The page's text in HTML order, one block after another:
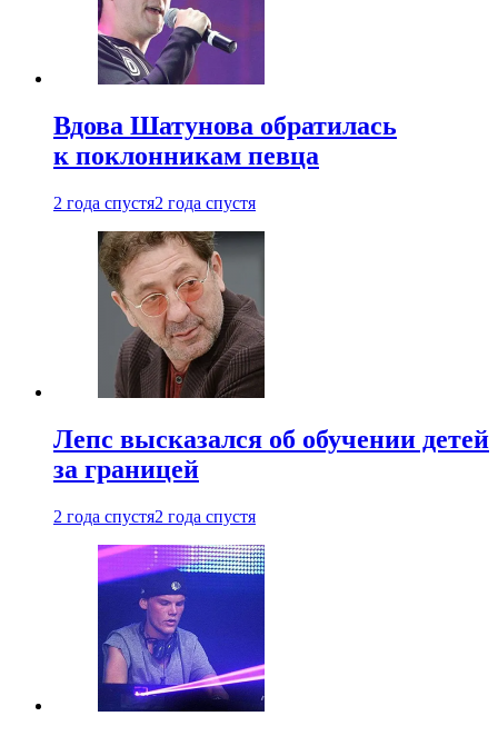
Вдова Шатунова обратилась
к поклонникам певца
2 года спустя2 года спустя
Лепс высказался об обучении детей
за границей
2 года спустя2 года спустя